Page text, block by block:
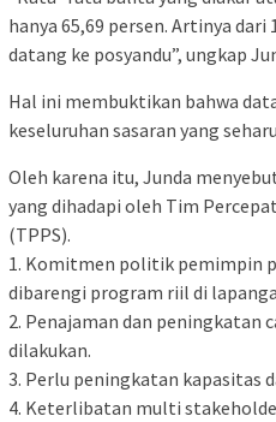
hanya 65,69 persen. Artinya dari
datang ke posyandu”, ungkap
Hal ini membuktikan bahwa
keseluruhan sasaran yang
Oleh karena itu, Junda
yang dihadapi oleh Tim
(TPPS).
1.⁠ ⁠Komitmen politik pemimpin
dibarengi program riil di
2.⁠ ⁠Penajaman dan peningkatan
dilakukan.
3.⁠ ⁠Perlu peningkatan kapasitas
4.⁠ ⁠Keterlibatan multi